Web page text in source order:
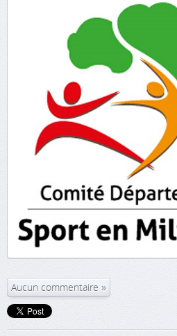
Aucun commentaire